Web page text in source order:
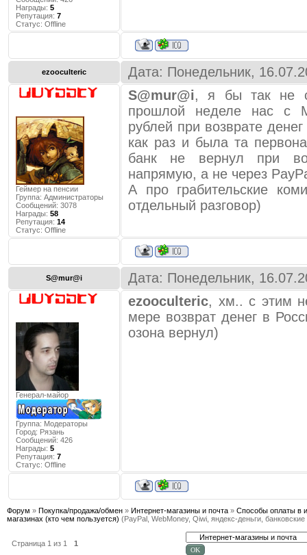
Награды: 5
Репутация: 7
Статус: Offline
ezooculteric Дата: Понедельник,
Геймер на пенсии
Группа: Администраторы
Сообщений: 3078
Награды: 58
Репутация: 14
Статус: Offline
S@mur@i, я бы так не
прошлой неделе нас с
рублей при возврате
как раз и была та
банк не вернул при
напрямую, а не через
А про грабительские
отдельный разговор)
S@mur@i Дата: Понедельник,
Генерал-майор
Группа: Модераторы
Город: Рязань
Сообщений: 426
Награды: 5
Репутация: 7
Статус: Offline
ezooculteric, хм.. с этим
мере возврат денег в
озона вернул)
Форум » Покупка/продажа/обмен » Интернет-магазины и почта » Способы оплаты в
магазинах (кто чем пользуется) (PayPal, WebMoney, Qiwi, яндекс-деньги,
Страница 1 из 1 1